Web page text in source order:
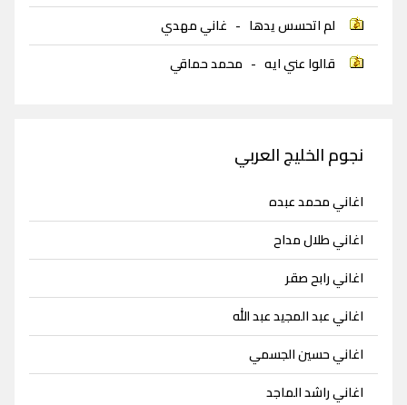
لم اتحسس يدها - غاني مهدي
قالوا عني ايه - محمد حماقي
نجوم الخليج العربي
اغاني محمد عبده
اغاني طلال مداح
اغاني رابح صقر
اغاني عبد المجيد عبد الله
اغاني حسين الجسمي
اغاني راشد الماجد